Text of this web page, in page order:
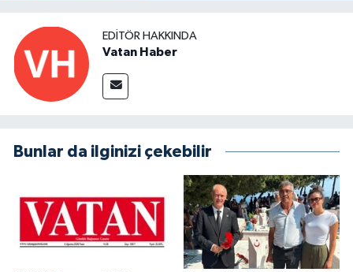
EDITÖR HAKKINDA
Vatan Haber
Bunlar da ilginizi çekebilir